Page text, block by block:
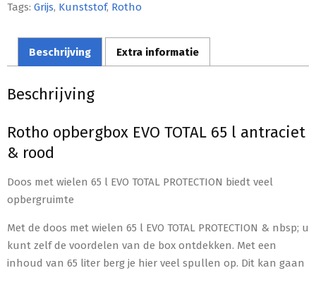
Tags: Grijs, Kunststof, Rotho
Beschrijving Extra informatie
Beschrijving
Rotho opbergbox EVO TOTAL 65 l antraciet
& rood
Doos met wielen 65 l EVO TOTAL PROTECTION biedt veel
opbergruimte
Met de doos met wielen 65 l EVO TOTAL PROTECTION & nbsp; u
kunt zelf de voordelen van de box ontdekken. Met een
inhoud van 65 liter berg je hier veel spullen op. Dit kan gaan